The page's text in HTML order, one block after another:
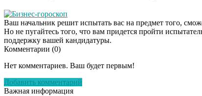
Бизнес-гороскоп
Ваш начальник решит испытать вас на предмет того,
Но не пугайтесь того, что вам придется пройти
поддержку вашей кандидатуры.
Комментарии (0)
Нет комментариев. Ваш будет первым!
Добавить комментарий
Важная информация